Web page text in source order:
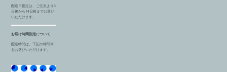
配送日指定は、ご注文より3
日後から14日後までお選び
いただけます。
お届け時間指定について
配送時間は、下記の時間帯
をお選びいただけます。